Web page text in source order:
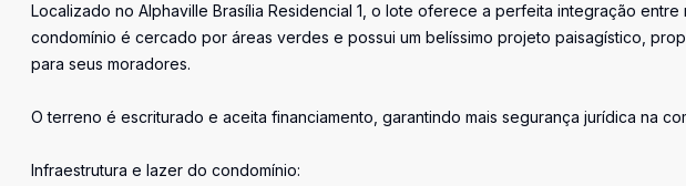
Localizado no Alphaville Brasília Residencial 1, o lote oferece a perfeita integração
condomínio é cercado por áreas verdes e possui um belíssimo projeto paisagístico,
para seus moradores.
O terreno é escriturado e aceita financiamento, garantindo mais segurança jurídica na
Infraestrutura e lazer do condomínio: